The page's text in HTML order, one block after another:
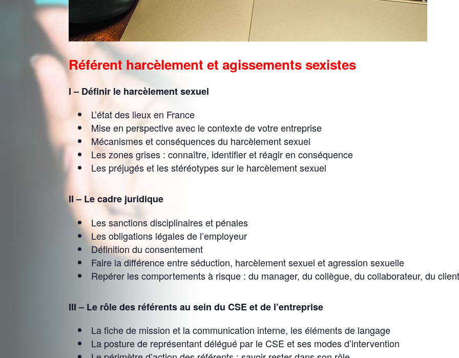
Référent harcèlement et agissements sexistes
I – Définir le harcèlement sexuel
L’état des lieux en France
Mise en perspective avec le contexte de votre entreprise
Mécanismes et conséquences du harcèlement sexuel
Les zones grises : connaître, identifier et réagir en conséquence
Les préjugés et les stéréotypes sur le harcèlement sexuel
II – Le cadre juridique
Les sanctions disciplinaires et pénales
Les obligations légales de l’employeur
Définition du consentement
Faire la différence entre séduction, harcèlement sexuel et agression sexuelle
Repérer les comportements à risque : du manager, du collègue, du collaborateur, du
III – Le rôle des référents au sein du CSE et de l’entreprise
La fiche de mission et la communication interne, les éléments de langage
La posture de représentant délégué par le CSE et ses modes d’intervention